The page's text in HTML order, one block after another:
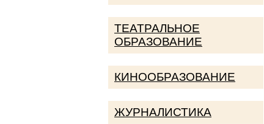
ТЕАТРАЛЬНОЕ
ОБРАЗОВАНИЕ
КИНООБРАЗОВАНИЕ
ЖУРНАЛИСТИКА